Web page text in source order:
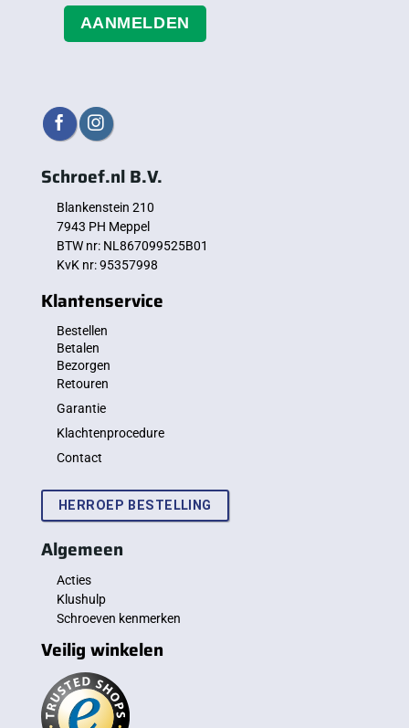
AANMELDEN
Schroef.nl B.V.
Blankenstein 210
7943 PH Meppel
BTW nr: NL867099525B01
KvK nr: 95357998
Klantenservice
Bestellen
Betalen
Bezorgen
Retouren
Garantie
Klachtenprocedure
Contact
HERROEP BESTELLING
Algemeen
Acties
Klushulp
Schroeven kenmerken
Veilig winkelen